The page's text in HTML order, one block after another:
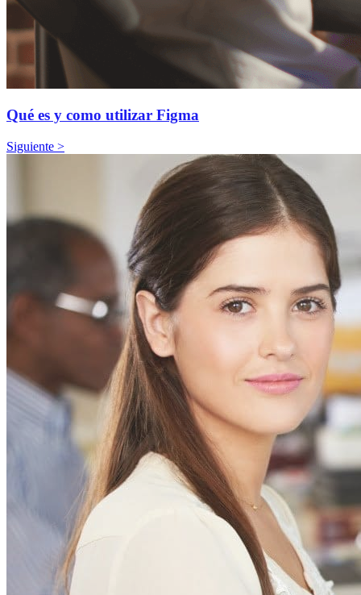
Qué es y como utilizar Figma
Siguiente >